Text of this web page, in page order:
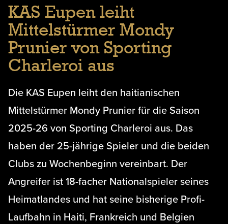
KAS Eupen leiht
Mittelstürmer Mondy
Prunier von Sporting
Charleroi aus
Die KAS Eupen leiht den haitianischen
Mittelstürmer Mondy Prunier für die Saison
2025-26 von Sporting Charleroi aus. Das
haben der 25-jährige Spieler und die beiden
Clubs zu Wochenbeginn vereinbart. Der
Angreifer ist 18-facher Nationalspieler seines
Heimatlandes und hat seine bisherige Profi-
Laufbahn in Haiti, Frankreich und Belgien